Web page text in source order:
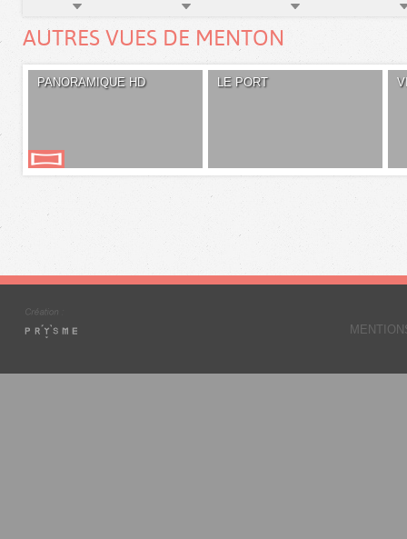
AUTRES VUES DE MENTON
PANORAMIQUE HD LE PORT